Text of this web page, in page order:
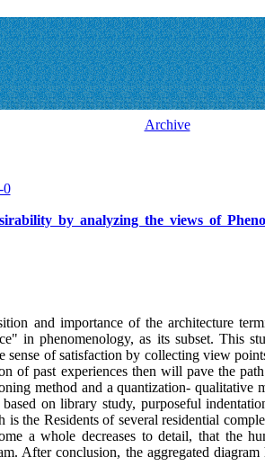
Archive
0
by analyzing the views of
and importance of the architecture
in phenomenology, as its subset. This
sense of satisfaction by collecting view
of past experiences then will pave the
method and a quantization- qualitative
on library study, purposeful
is the Residents of several residential
a whole decreases to detail, that the
After conclusion, the aggregated